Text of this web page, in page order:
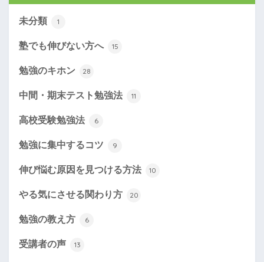
未分類 1
塾でも伸びない方へ 15
勉強のキホン 28
中間・期末テスト勉強法 11
高校受験勉強法 6
勉強に集中するコツ 9
伸び悩む原因を見つける方法 10
やる気にさせる関わり方 20
勉強の教え方 6
受講者の声 13